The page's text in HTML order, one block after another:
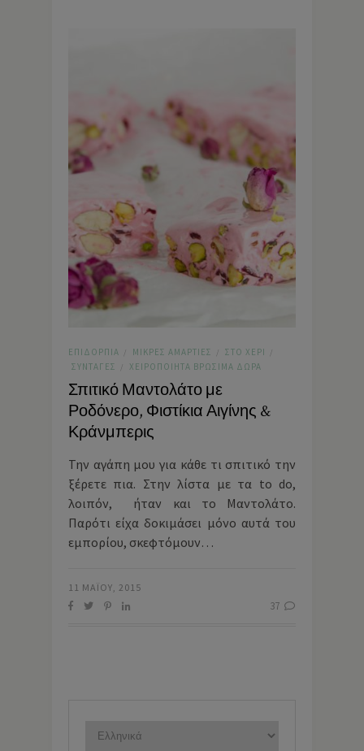
ΕΠΙΔΌΡΠΙΑ ΜΙΚΡΈΣ ΑΜΑΡΤΊΕΣ ΣΤΟ ΧΈΡΙ
ΣΥΝΤΑΓΈΣ ΧΕΙΡΟΠΟΊΗΤΑ ΒΡΏΣΙΜΑ ΔΏΡΑ
Σπιτικό Μαντολάτο με
Ροδόνερο, Φιστίκια Αιγίνης &
Κράνμπερις
Την αγάπη μου για κάθε τι σπιτικό την
ξέρετε πια. Στην λίστα με τα to do,
λοιπόν, ήταν και το Μαντολάτο.
Παρότι είχα δοκιμάσει μόνο αυτά του
εμπορίου, σκεφτόμουν…
11 ΜΑΪ́ΟΥ, 2015
37